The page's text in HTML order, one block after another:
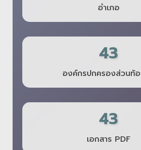
อำเภอ
43
องค์กรปกครองส่วนท้
43
เอกสาร PDF